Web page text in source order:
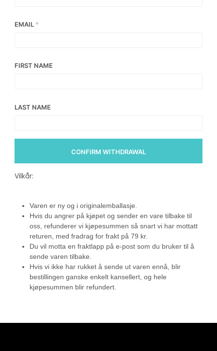
EMAIL *
FIRST NAME
LAST NAME
CONFIRM WITHDRAWAL
Vilkår:
Varen er ny og i originalemballasje.
Hvis du angrer på kjøpet og sender en vare tilbake til
oss, refunderer vi kjøpesummen så snart vi har mottatt
returen, med fradrag for frakt på 79 kr.
Du vil motta en fraktlapp på e-post som du bruker til å
sende varen tilbake.
Hvis vi ikke har rukket å sende ut varen ennå, blir
bestillingen ganske enkelt kansellert, og hele
kjøpesummen blir refundert.